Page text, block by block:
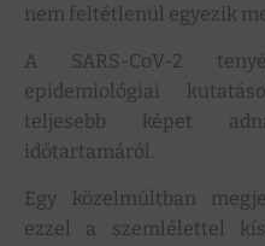
nem feltétlenül egyezik
A SARS-CoV-2
epidemiológiai
teljesebb képet
időtartamáról.
Egy közelmúltban
ezzel a szemlélettel